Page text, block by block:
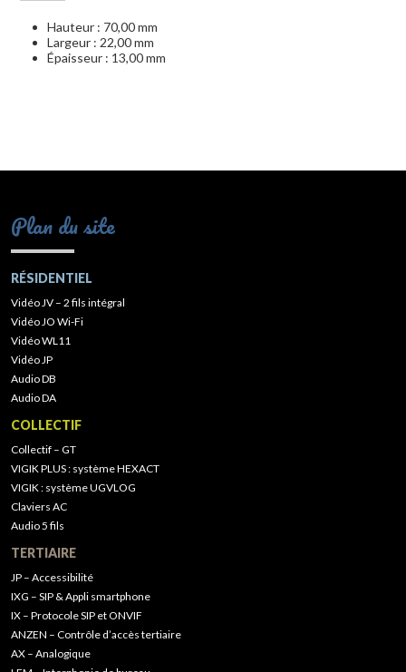
Hauteur : 70,00 mm
Largeur : 22,00 mm
Épaisseur : 13,00 mm
Plan du site
RÉSIDENTIEL
Vidéo JV – 2 fils intégral
Vidéo JO Wi-Fi
Vidéo WL11
Vidéo JP
Audio DB
Audio DA
COLLECTIF
Collectif – GT
VIGIK PLUS : système HEXACT
VIGIK : système UGVLOG
Claviers AC
Audio 5 fils
TERTIAIRE
JP – Accessibilité
IXG – SIP & Appli smartphone
IX – Protocole SIP et ONVIF
ANZEN – Contrôle d’accès tertiaire
AX – Analogique